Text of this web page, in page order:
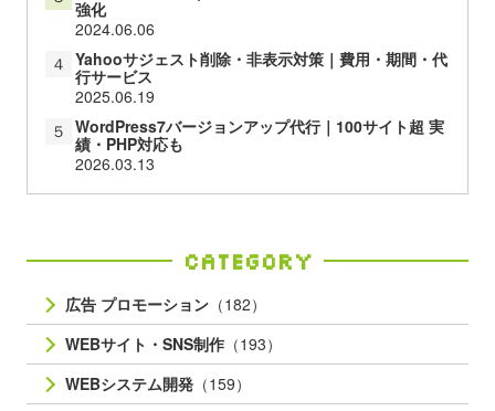
強化
2024.06.06
４ Yahooサジェスト削除・非表示対策｜費用・期間・代
行サービス
2025.06.19
５ WordPress7バージョンアップ代行｜100サイト超 実
績・PHP対応も
2026.03.13
Category
広告 プロモーション （182）
WEBサイト・SNS制作 （193）
WEBシステム開発 （159）